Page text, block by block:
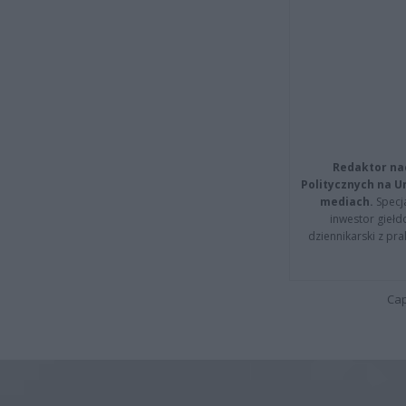
Redaktor
Politycznych na
mediach.
inwestor
dziennikarski z